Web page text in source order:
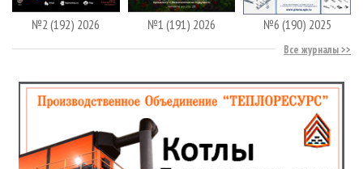
№2 (192) 2026 №1 (191) 2026 №6 (190) 2025
Все журналы